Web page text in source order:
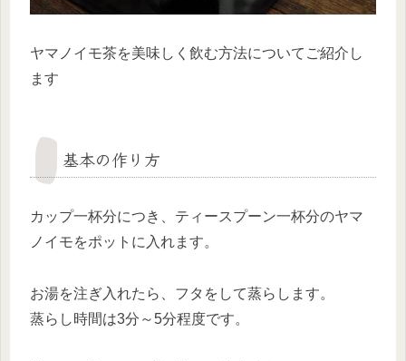
ヤマノイモ茶を美味しく飲む方法についてご紹介し
ます
基本の作り方
カップ一杯分につき、ティースプーン一杯分のヤマ
ノイモをポットに入れます。
お湯を注ぎ入れたら、フタをして蒸らします。
蒸らし時間は3分～5分程度です。